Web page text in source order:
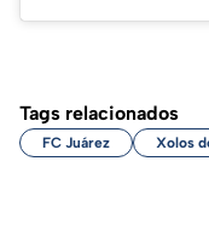
Tags relacionados
FC Juárez Xolos